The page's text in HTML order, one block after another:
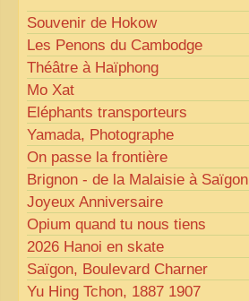
Souvenir de Hokow
Les Penons du Cambodge
Théâtre à Haïphong
Mo Xat
Eléphants transporteurs
Yamada, Photographe
On passe la frontière
Brignon - de la Malaisie à Saïgon
Joyeux Anniversaire
Opium quand tu nous tiens
2026 Hanoi en skate
Saïgon, Boulevard Charner
Yu Hing Tchon, 1887 1907